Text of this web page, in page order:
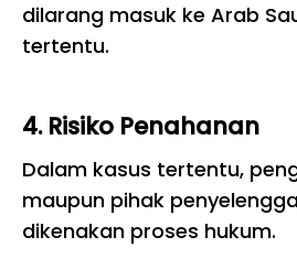
dilarang masuk ke Arab
tertentu.
4. Risiko Penahanan
Dalam kasus tertentu,
maupun pihak
dikenakan proses hukum.